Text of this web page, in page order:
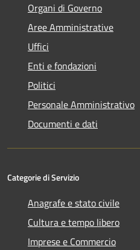
Organi di Governo
Aree Amministrative
Uffici
Enti e fondazioni
Politici
Personale Amministrativo
Documenti e dati
Categorie di Servizio
Anagrafe e stato civile
Cultura e tempo libero
Imprese e Commercio